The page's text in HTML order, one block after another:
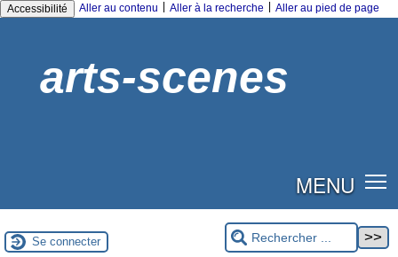
Accessibilité Aller au contenu Aller à la recherche Aller au pied de page
arts-scenes
MENU
Se connecter